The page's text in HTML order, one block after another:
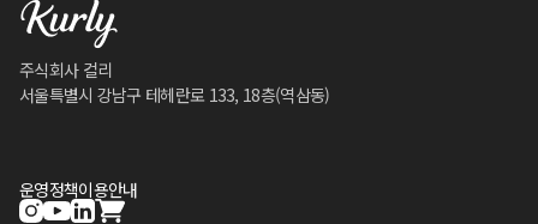
주식회사 컬리
서울특별시 강남구 테헤란로 133, 18층(역삼동)
운영정책이용안내